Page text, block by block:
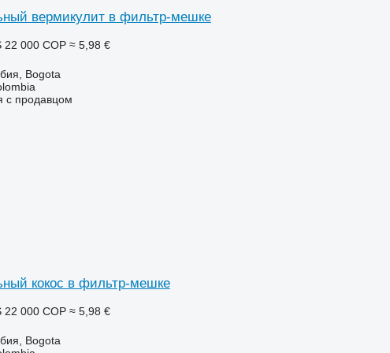
вермикулит в фильтр-мешке
22 000 COP ≈ 5,98 €
Bogota
с продавцом
кокос в фильтр-мешке
22 000 COP ≈ 5,98 €
Bogota